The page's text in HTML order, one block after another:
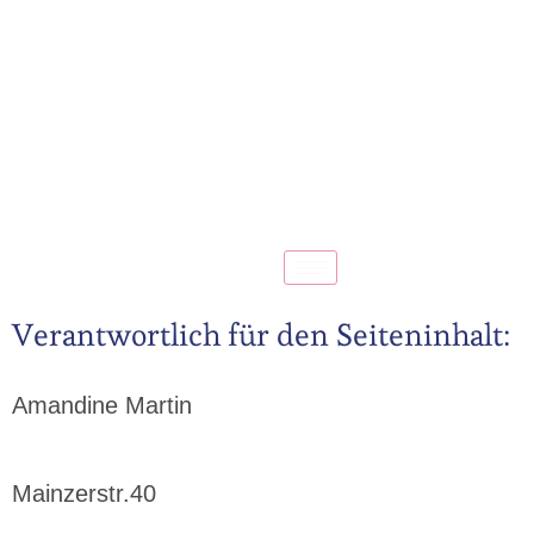
Verantwortlich für den Seiteninhalt:
Amandine Martin
Mainzerstr.40